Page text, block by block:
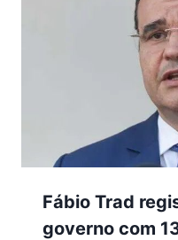
Fábio Trad
governo com